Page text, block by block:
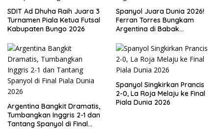
SDIT Ad Dhuha Raih Juara 3
Turnamen Piala Ketua Futsal
Kabupaten Bungo 2026
Spanyol Juara Dunia 2026!
Ferran Torres Bungkam
Argentina di Babak
Argentina Bangkit Dramatis,
Tumbangkan Inggris 2-1 dan
Tantang Spanyol di Final
Spanyol Singkirkan Prancis
2-0, La Roja Melaju ke Final
Piala Dunia 2026